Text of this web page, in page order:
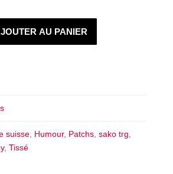
AU PANIER
suisse, Humour, Patchs, sako trg
, Tissé